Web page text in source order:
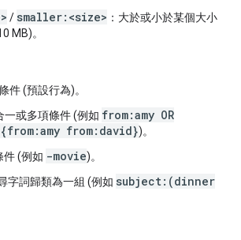
/ smaller:<size> ：大於或小於某個大小
MB)。
件 (預設行為)。
一或多項條件 (例如 from:amy OR
{from:amy from:david})。
件 (例如 -movie)。
字詞歸類為一組 (例如 subject:(dinner